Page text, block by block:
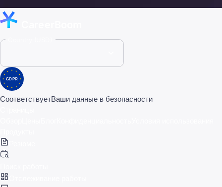
GDPR
СоответствуетВаши данные в безопасности